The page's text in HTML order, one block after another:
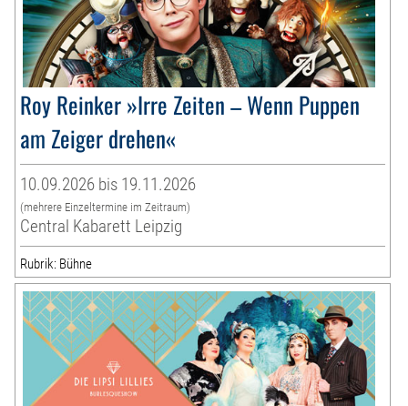
Roy Reinker »Irre Zeiten – Wenn Puppen
am Zeiger drehen«
10.09.2026 bis 19.11.2026
(mehrere Einzeltermine im Zeitraum)
Central Kabarett Leipzig
Rubrik: Bühne